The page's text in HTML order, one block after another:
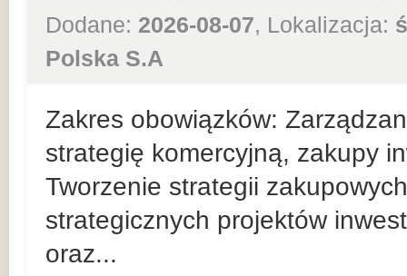
Dodane: 2026-08-07, Lokalizacja:
Polska S.A
Zakres obowiązków:
strategię komercyjną, zakupy
Tworzenie strategii
strategicznych projektów
oraz...